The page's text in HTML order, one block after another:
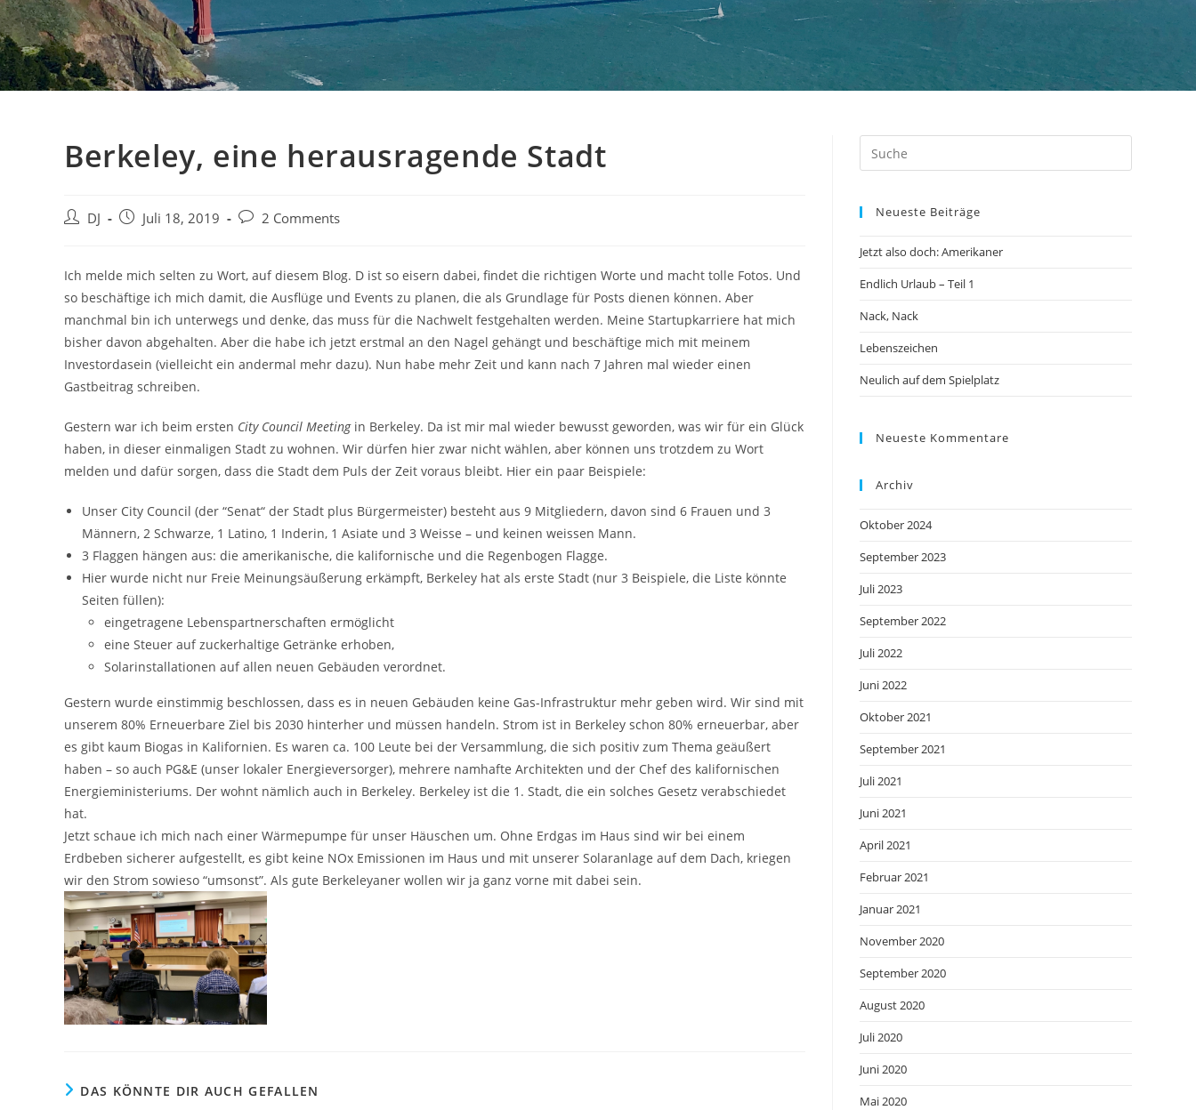
Berkeley, eine herausragende Stadt
Beitrags-
DJ
BeitragJuli 18, 2019
Beitrags-
2 Comments
Ich melde mich selten zu Wort, auf diesem Blog. D ist so eisern dabei, findet die richtigen Worte und macht tolle Fotos. Und
so beschäftige ich mich damit, die Ausflüge und Events zu planen, die als Grundlage für Posts dienen können. Aber
manchmal bin ich unterwegs und denke, das muss für die Nachwelt festgehalten werden. Meine Startupkarriere hat mich
bisher davon abgehalten. Aber die habe ich jetzt erstmal an den Nagel gehängt und beschäftige mich mit meinem
Investordasein (vielleicht ein andermal mehr dazu). Nun habe mehr Zeit und kann nach 7 Jahren mal wieder einen
Gastbeitrag schreiben.
Gestern war ich beim ersten City Council Meetingin Berkeley. Da ist mir mal wieder bewusst geworden, was wir für ein Glück
haben, in dieser einmaligen Stadt zu wohnen. Wir dürfen hier zwar nicht wählen, aber können uns trotzdem zu Wort
melden und dafür sorgen, dass die Stadt dem Puls der Zeit voraus bleibt. Hier ein paar Beispiele:
Unser City Council (der “Senat“ der Stadt plus Bürgermeister) besteht aus 9 Mitgliedern, davon sind 6 Frauen und 3
Männern, 2 Schwarze, 1 Latino, 1 Inderin, 1 Asiate und 3 Weisse – und keinen weissen Mann.
3 Flaggen hängen aus: die amerikanische, die kalifornische und die Regenbogen Flagge.
Hier wurde nicht nur Freie Meinungsäußerung erkämpft, Berkeley hat als erste Stadt (nur 3 Beispiele, die Liste könnte
Seiten füllen):
eingetragene Lebenspartnerschaften ermöglicht
eine Steuer auf zuckerhaltige Getränke erhoben,
Solarinstallationen auf allen neuen Gebäuden verordnet.
Gestern wurde einstimmig beschlossen, dass es in neuen Gebäuden keine Gas-Infrastruktur mehr geben wird. Wir sind mit
unserem 80% Erneuerbare Ziel bis 2030 hinterher und müssen handeln. Strom ist in Berkeley schon 80% erneuerbar, aber
es gibt kaum Biogas in Kalifornien. Es waren ca. 100 Leute bei der Versammlung, die sich positiv zum Thema geäußert
haben – so auch PG&E (unser lokaler Energieversorger), mehrere namhafte Architekten und der Chef des kalifornischen
Energieministeriums. Der wohnt nämlich auch in Berkeley. Berkeley ist die 1. Stadt, die ein solches Gesetz verabschiedet
hat.
Jetzt schaue ich mich nach einer Wärmepumpe für unser Häuschen um. Ohne Erdgas im Haus sind wir bei einem
Erdbeben sicherer aufgestellt, es gibt keine NOx Emissionen im Haus und mit unserer Solaranlage auf dem Dach, kriegen
wir den Strom sowieso “umsonst”. Als gute Berkeleyaner wollen wir ja ganz vorne mit dabei sein.
DAS KÖNNTE DIR AUCH GEFALLEN
Neueste Beiträge
Jetzt also doch: Amerikaner
Endlich Urlaub – Teil 1
Nack, Nack
Lebenszeichen
Neulich auf dem Spielplatz
Neueste Kommentare
Archiv
Oktober 2024
September 2023
Juli 2023
September 2022
Juli 2022
Juni 2022
Oktober 2021
September 2021
Juli 2021
Juni 2021
April 2021
Februar 2021
Januar 2021
November 2020
September 2020
August 2020
Juli 2020
Juni 2020
Mai 2020